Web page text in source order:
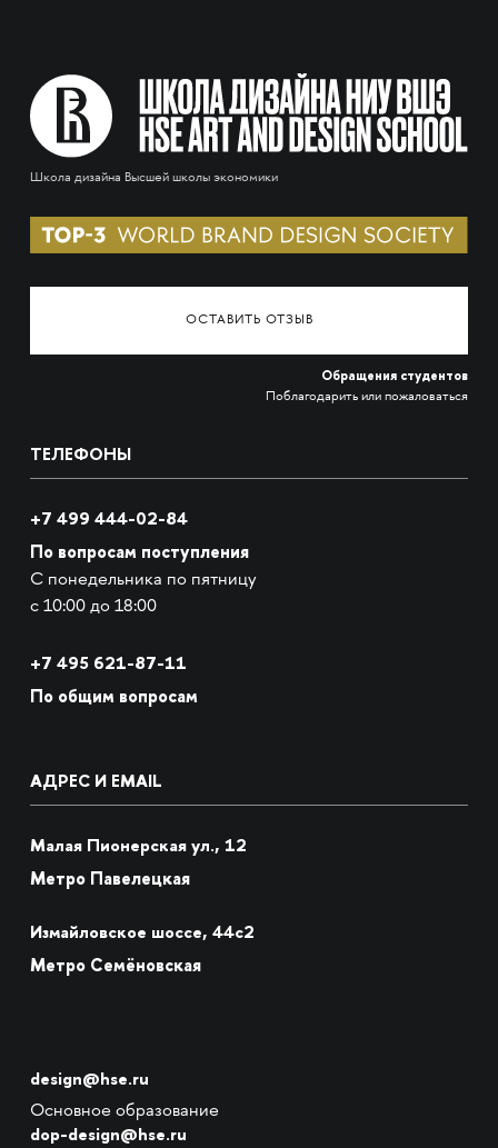
Школа дизайна Высшей школы экономики
ОСТАВИТЬ ОТЗЫВ
Обращения студентов
Поблагодарить или пожаловаться
ТЕЛЕФОНЫ
+7 499 444-02-84
По вопросам поступления
С понедельника по пятницу
с 10:00 до 18:00
+7 495 621-87-11
По общим вопросам
АДРЕС И EMAIL
Малая Пионерская ул., 12
Метро Павелецкая
Измайловское шоссе, 44с2
Метро Семёновская
design@hse.ru
Основное образование
dop-design@hse.ru